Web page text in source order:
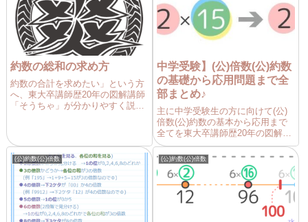
約数の総和の求め方
約数の合計を求めたい」という方
へ、東大卒講師歴20年の図解講師
「そうちゃ」が分かりやすく説明
約数の総和)素因数分解を使うと約
数全部の合計(総和と言...
中学受験】(公)倍数(公)約数
の基礎から応用問題まで全
部まとめ♪
主に中学受験生の方に向けて(公)
倍数(公)約数の基本から応用まで
全てを東大卒講師歴20年の図解講
師「そうちゃ」が豊富な図で分か
りやすく解説します。確認テスト
付きなので練習と定着を図れま
す。
(公)約数(公)倍数 (公)約数(公)倍数